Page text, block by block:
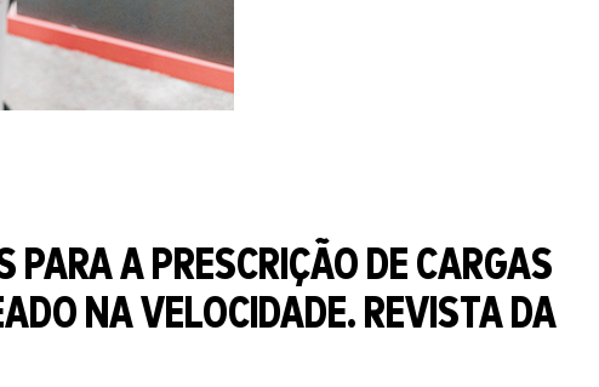
PARA A PRESCRIÇÃO DE CARGAS
NA VELOCIDADE. REVISTA DA